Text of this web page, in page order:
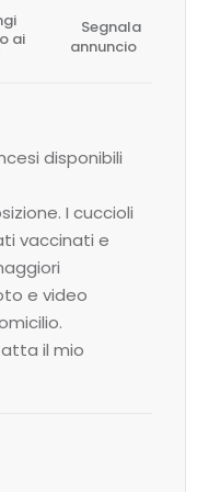
ai
Segnala
annuncio
disponibili
I cuccioli
vaccinati e
e video
il mio